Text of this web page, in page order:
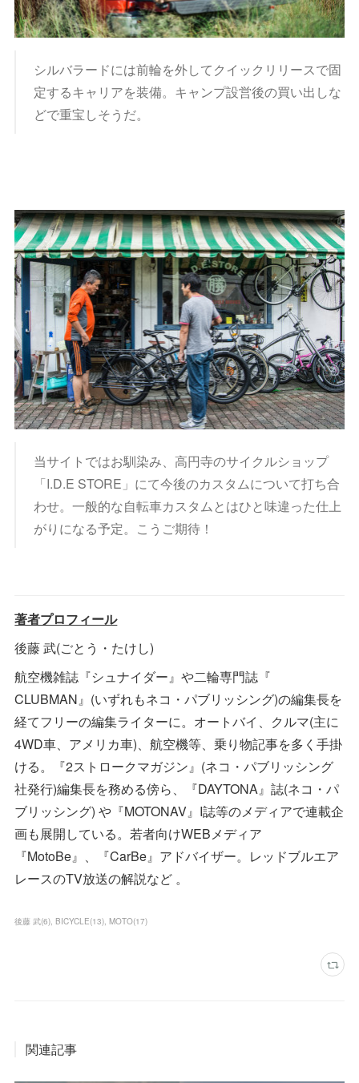
シルバラードには前輪を外してクイックリリースで固
定するキャリアを装備。キャンプ設営後の買い出しな
どで重宝しそうだ。
当サイトではお馴染み、高円寺のサイクルショップ
「I.D.E STORE」にて今後のカスタムについて打ち合
わせ。一般的な自転車カスタムとはひと味違った仕上
がりになる予定。こうご期待！
著者プロフィール
後藤 武(ごとう・たけし)
航空機雑誌『シュナイダー』や二輪専門誌『
CLUBMAN』(いずれもネコ・パブリッシング)の編集長を
経てフリーの編集ライターに。オートバイ、クルマ(主に
4WD車、アメリカ車)、航空機等、乗り物記事を多く手掛
ける。『2ストロークマガジン』(ネコ・パブリッシング
社発行)編集長を務める傍ら、『DAYTONA』誌(ネコ・パ
ブリッシング) や『MOTONAV』I誌等のメディアで連載企
画も展開している。若者向けWEBメディア
『MotoBe』、『CarBe』アドバイザー。レッドブルエア
レースのTV放送の解説など 。
後藤 武(6) BICYCLE(13) MOTO(17)
関連記事